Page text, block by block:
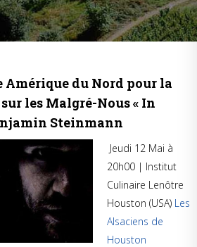
Amérique du Nord pour la
les Malgré-Nous « In
Steinmann
Jeudi 12 Mai à
20h00 | Institut
Culinaire Lenôtre
Houston (USA) Les
Alsaciens de
Houston